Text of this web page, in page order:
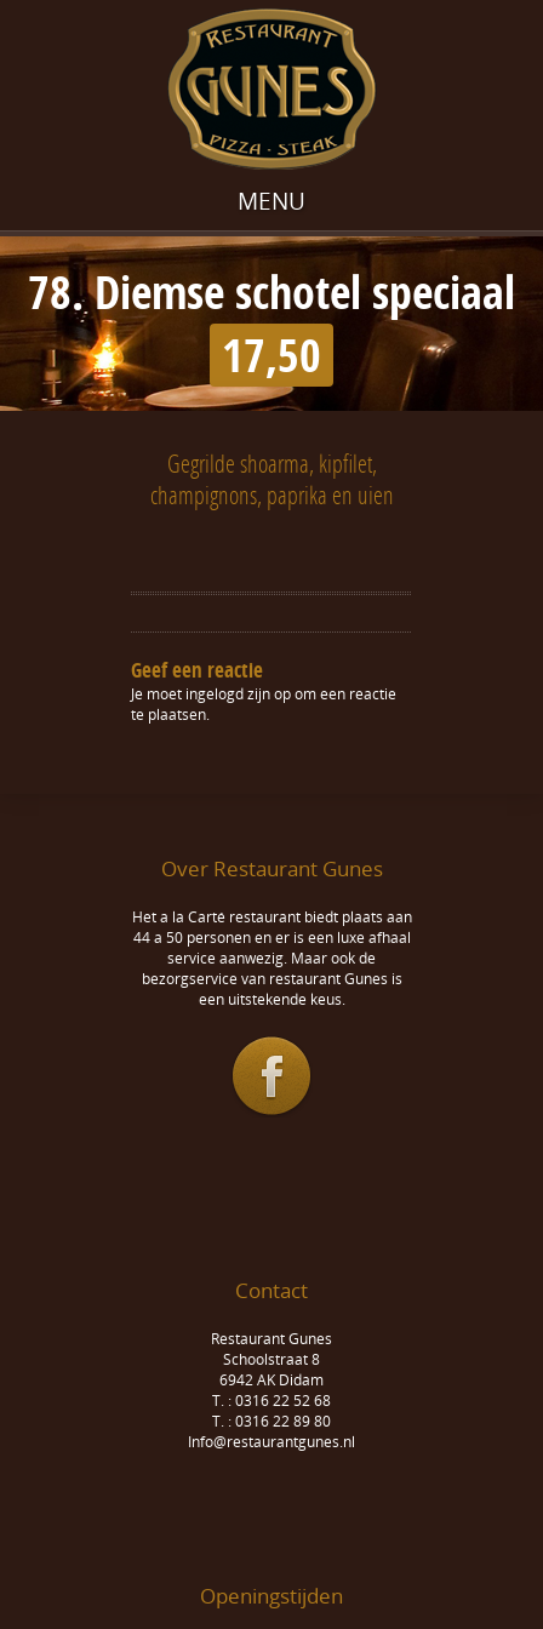
MENU
78. Diemse schotel speciaal
17,50
Gegrilde shoarma, kipfilet,
champignons, paprika en uien
Geef een reactie
Je moet ingelogd zijn opom een reactie
te plaatsen.
Over Restaurant Gunes
Het a la Carté restaurant biedt plaats aan
44 a 50 personen en er is een luxe afhaal
service aanwezig. Maar ook de
bezorgservice van restaurant Gunes is
een uitstekende keus.
Contact
Restaurant Gunes
Schoolstraat 8
6942 AK Didam
T. : 0316 22 52 68
T. : 0316 22 89 80
Info@restaurantgunes.nl
Openingstijden